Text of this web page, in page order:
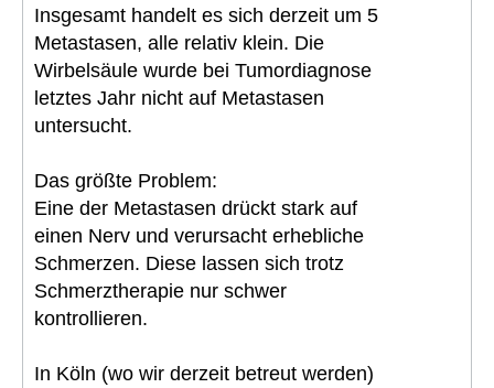
Insgesamt handelt es sich derzeit um 5
Metastasen, alle relativ klein. Die
Wirbelsäule wurde bei Tumordiagnose
letztes Jahr nicht auf Metastasen
untersucht.
Das größte Problem:
Eine der Metastasen drückt stark auf
einen Nerv und verursacht erhebliche
Schmerzen. Diese lassen sich trotz
Schmerztherapie nur schwer
kontrollieren.
In Köln (wo wir derzeit betreut werden)